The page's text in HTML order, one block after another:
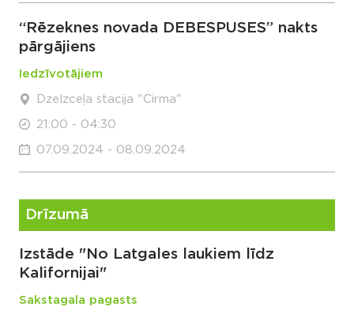
“Rēzeknes novada DEBESPUSES” nakts
pārgājiens
Iedzīvotājiem
Dzelzceļa stacija "Cirma"
21:00 - 04:30
07.09.2024 - 08.09.2024
Drīzumā
Izstāde "No Latgales laukiem līdz
Kalifornijai"
Sakstagala pagasts